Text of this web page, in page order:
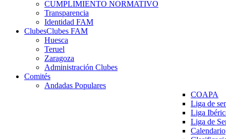
CUMPLIMIENTO NORMATIVO
Transparencia
Identidad FAM
ClubesClubes FAM
Huesca
Teruel
Zaragoza
Administración Clubes
Comités
Andadas Populares
COAPA
Liga de
Liga
Liga de
Calendario